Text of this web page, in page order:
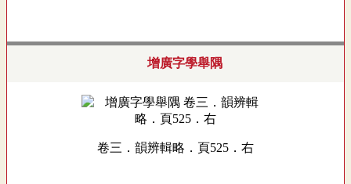
增廣字學舉隅
卷三．韻辨輯略．頁525．右